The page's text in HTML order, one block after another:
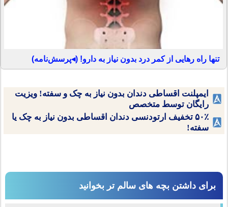
تنها راه رهایی از کمر درد بدون نیاز به دارو! (◂پرسش‌نامه)
ایمپلنت اقساطی دندان بدون نیاز به چک و سفته! ویزیت
رایگان توسط متخصص
۵۰٪ تخفیف ارتودنسی دندان اقساطی بدون نیاز به چک یا
سفته!
برای داشتن بچه های سالم تر بخوانید